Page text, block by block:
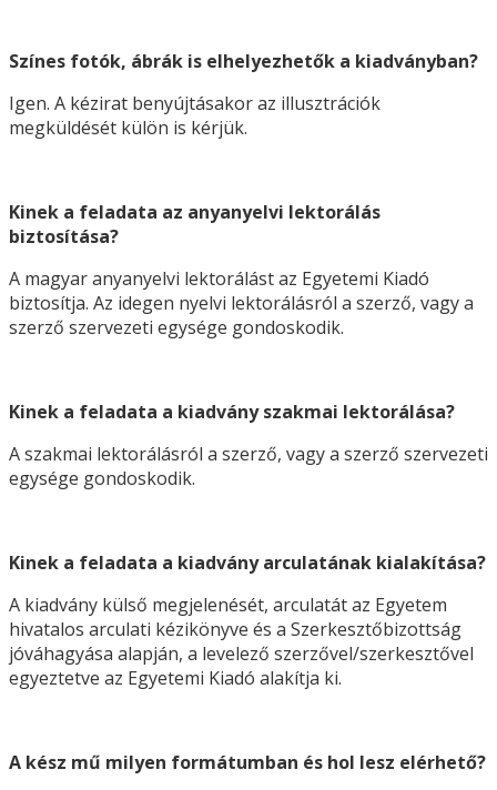
Színes fotók, ábrák is elhelyezhetők a kiadványban?
Igen. A kézirat benyújtásakor az illusztrációk
megküldését külön is kérjük.
Kinek a feladata az anyanyelvi lektorálás
biztosítása?
A magyar anyanyelvi lektorálást az Egyetemi Kiadó
biztosítja. Az idegen nyelvi lektorálásról a szerző, vagy a
szerző szervezeti egysége gondoskodik.
Kinek a feladata a kiadvány szakmai lektorálása?
A szakmai lektorálásról a szerző, vagy a szerző szervezeti
egysége gondoskodik.
Kinek a feladata a kiadvány arculatának kialakítása?
A kiadvány külső megjelenését, arculatát az Egyetem
hivatalos arculati kézikönyve és a Szerkesztőbizottság
jóváhagyása alapján, a levelező szerzővel/szerkesztővel
egyeztetve az Egyetemi Kiadó alakítja ki.
A kész mű milyen formátumban és hol lesz elérhető?